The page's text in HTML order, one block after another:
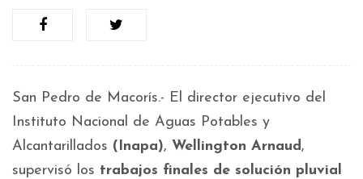
San Pedro de Macorís.- El director ejecutivo del
Instituto Nacional de Aguas Potables y
Alcantarillados (Inapa), Wellington Arnaud,
supervisó los trabajos finales de solución pluvial